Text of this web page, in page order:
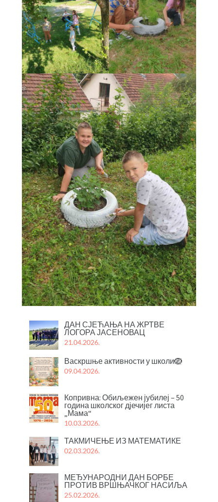
ДАН СЈЕЋАЊА НА ЖРТВЕ
ЛОГОРА ЈАСЕНОВАЦ
21.04.2026.
Васкршње активности у школи🪺
09.04.2026.
Копривна: Обиљежен јубилеј – 50
година школског дјечијег листа
„Мама“
10.03.2026.
ТАКМИЧЕЊЕ ИЗ МАТЕМАТИКЕ
02.03.2026.
МЕЂУНАРОДНИ ДАН БОРБЕ
ПРОТИВ ВРШЊАЧКОГ НАСИЉА
25.02.2026.